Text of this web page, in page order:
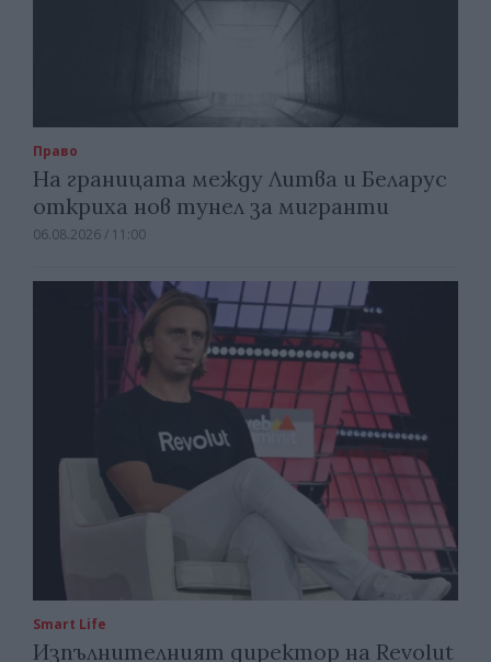
Право
На границата между Литва и Беларус
откриха нов тунел за мигранти
06.08.2026 / 11:00
Smart Life
Изпълнителният директор на Revolut